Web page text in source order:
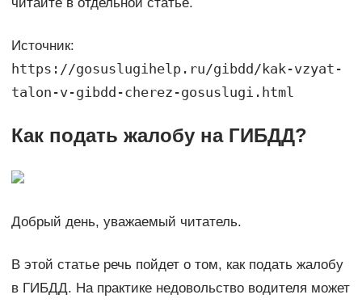
читайте в отдельной статье.
Источник:
https://gosuslugihelp.ru/gibdd/kak-vzyat-
talon-v-gibdd-cherez-gosuslugi.html
Как подать жалобу на ГИБДД?
Добрый день, уважаемый читатель.
В этой статье речь пойдет о том, как подать жалобу
в ГИБДД. На практике недовольство водителя может